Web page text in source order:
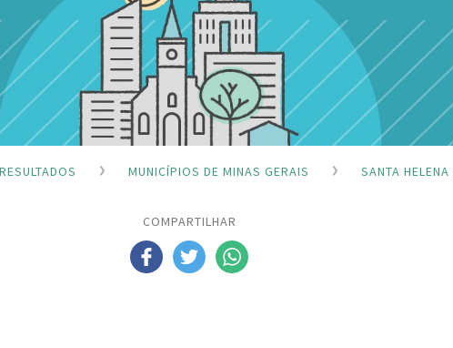
RESULTADOS MUNICÍPIOS DE MINAS GERAIS SANTA
COMPARTILHAR